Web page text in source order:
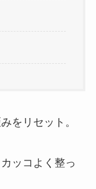
をリセット。
ッコよく整っ